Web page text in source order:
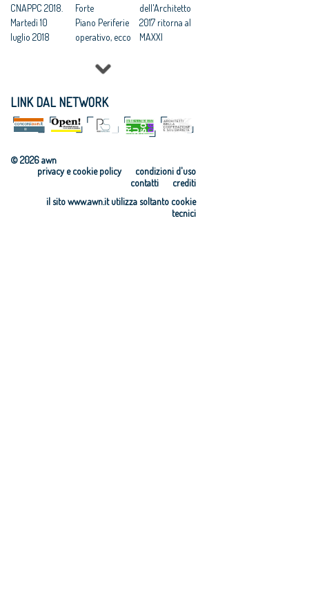
il “Premio
RI.U.SO.04”
CNAPPC 2018.
Martedì 10
luglio 2018
2018
VIII Congresso
CNAPPC 2018.
luglio 2018
VIII Congresso
Forte
Piano Periferie
operativo, ecco
finanziati
periferie,
Minniti:
«Proposte da
integrate per le
dell'Architetto
2017 ritorna al
MAXXI
innovazione
culturale'
dell’Architetto
2017 - Una
legge per
l’architettura
LINK DAL NETWORK
© 2026 awn
condizioni d'uso
privacy e cookie policy
crediti
contatti
il sito www.awn.it utilizza soltanto cookie
tecnici